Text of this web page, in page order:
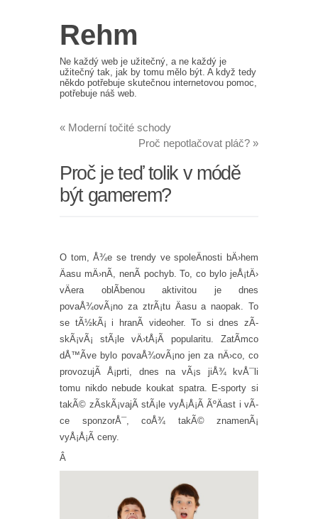
Rehm
Ne každý web je užitečný, a ne každý je
užitečný tak, jak by tomu mělo být. A když tedy
někdo potřebuje skutečnou internetovou pomoc,
potřebuje náš web.
« Moderní točité schody
Proč nepotlačovat pláč? »
Proč je teď tolik v módě
být gamerem?
O tom, Å¾e se trendy ve spoleÄnosti bÄ›hem
Äasu mÄ›nÃ­, nenÃ­ pochyb. To, co bylo jeÅ¡tÄ›
vÄera oblÃ­benou aktivitou je dnes
povaÅ¾ovÃ¡no za ztrÃ¡tu Äasu a naopak. To
se tÃ½kÃ¡ i hranÃ­ videoher. To si dnes zÃ­
skÃ¡vÃ¡ stÃ¡le vÄ›tÅ¡Ã­ popularitu. ZatÃ­mco
dÅ™Ã­ve bylo povaÅ¾ovÃ¡no jen za nÄ›co, co
provozujÃ­ Å¡prti, dnes na vÃ¡s jiÅ¾ kvÅ¯li
tomu nikdo nebude koukat spatra. E-sporty si
takÃ© zÃ­skÃ¡vajÃ­ stÃ¡le vyÅ¡Å¡Ã­ ÃºÄast i vÃ­
ce sponzorÅ¯, coÅ¾ takÃ© znamenÃ¡
vyÅ¡Å¡Ã­ ceny.
Â